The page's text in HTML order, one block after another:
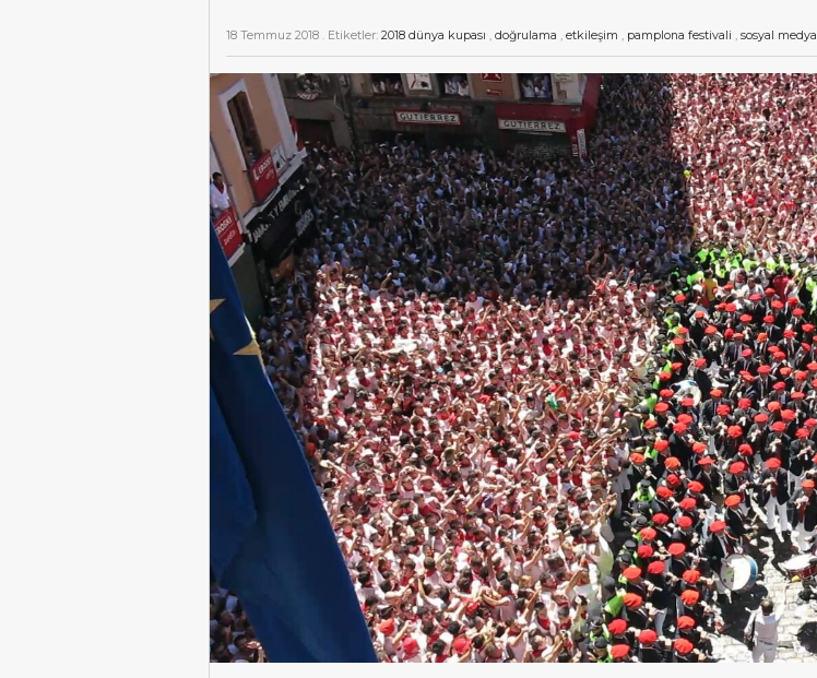
18 Temmuz 2018 . Etiketler: 2018 dünya kupası , doğrulama , etkileşim , pamplona festivali , sosyal medya